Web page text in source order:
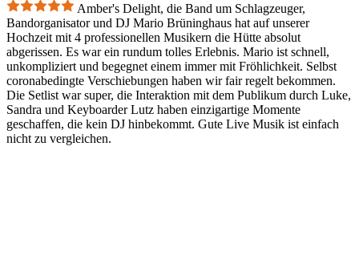
Amber's Delight, die Band um Schlagzeuger,
Bandorganisator und DJ Mario Brüninghaus hat auf unserer
Hochzeit mit 4 professionellen Musikern die Hütte absolut
abgerissen. Es war ein rundum tolles Erlebnis. Mario ist schnell,
unkompliziert und begegnet einem immer mit Fröhlichkeit. Selbst
coronabedingte Verschiebungen haben wir fair regelt bekommen.
Die Setlist war super, die Interaktion mit dem Publikum durch Luke,
Sandra und Keyboarder Lutz haben einzigartige Momente
geschaffen, die kein DJ hinbekommt. Gute Live Musik ist einfach
nicht zu vergleichen.